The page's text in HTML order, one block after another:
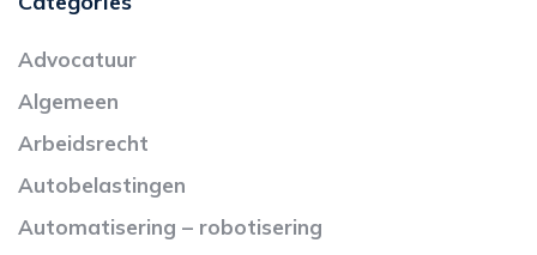
Advocatuur
Algemeen
Arbeidsrecht
Autobelastingen
Automatisering – robotisering